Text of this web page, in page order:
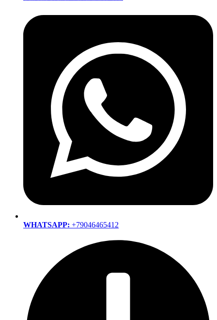
WHATSAPP: +79046465412